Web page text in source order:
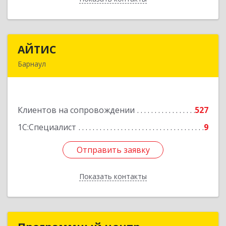
АЙТИС
Барнаул
Клиентов на сопровождении
527
1С:Специалист
9
Отправить заявку
Показать контакты
Подробнее
Отправить заявку
Назад